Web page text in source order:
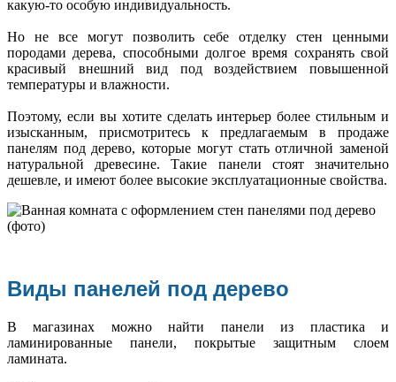
какую-то особую индивидуальность.
Но не все могут позволить себе отделку стен ценными
породами дерева, способными долгое время сохранять свой
красивый внешний вид под воздействием повышенной
температуры и влажности.
Поэтому, если вы хотите сделать интерьер более стильным и
изысканным, присмотритесь к предлагаемым в продаже
панелям под дерево, которые могут стать отличной заменой
натуральной древесине. Такие панели стоят значительно
дешевле, и имеют более высокие эксплуатационные свойства.
Виды панелей под дерево
В магазинах можно найти панели из пластика и
ламинированные панели, покрытые защитным слоем
ламината.